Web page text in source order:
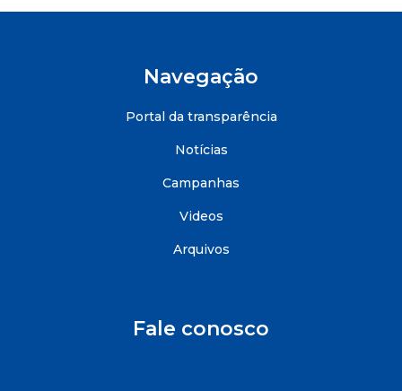
Navegação
Portal da transparência
Notícias
Campanhas
Videos
Arquivos
Fale conosco